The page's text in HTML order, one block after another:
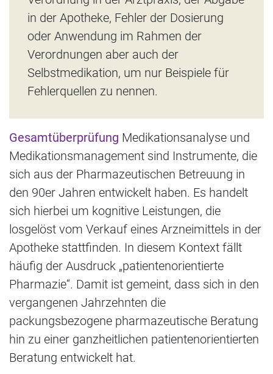
in der Apotheke, Fehler der Dosierung
oder Anwendung im Rahmen der
Verordnungen aber auch der
Selbstmedikation, um nur Beispiele für
Fehlerquellen zu nennen.
Gesamtüberprüfung Medikationsanalyse und
Medikationsmanagement sind Instrumente, die
sich aus der Pharmazeutischen Betreuung in
den 90er Jahren entwickelt haben. Es handelt
sich hierbei um kognitive Leistungen, die
losgelöst vom Verkauf eines Arzneimittels in der
Apotheke stattfinden. In diesem Kontext fällt
häufig der Ausdruck „patientenorientierte
Pharmazie“. Damit ist gemeint, dass sich in den
vergangenen Jahrzehnten die
packungsbezogene pharmazeutische Beratung
hin zu einer ganzheitlichen patientenorientierten
Beratung entwickelt hat.